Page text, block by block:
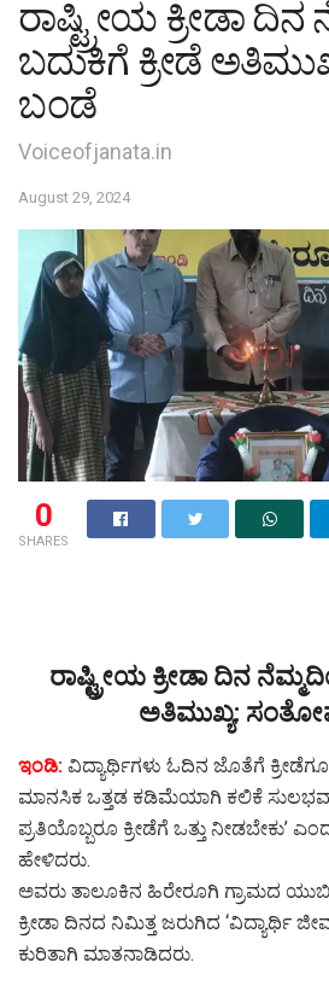
ರಾಷ್ಟ್ರೀಯ ಕ್ರೀಡಾ
ಬದುಕಿಗೆ ಕ್ರೀಡೆ
ಬಂಡೆ
Voiceofjanata.in
August 29, 2024
0
SHARES
ರಾಷ್ಟ್ರೀಯ ಕ್ರೀಡಾ ದಿನ
ಅತಿಮುಖ್ಯ:
ಇಂಡಿ: ವಿದ್ಯಾರ್ಥಿಗಳು ಓದಿನ ಜೊತೆಗೆ
ಮಾನಸಿಕ ಒತ್ತಡ ಕಡಿಮೆಯಾಗಿ ಕಲಿಕೆ
ಪ್ರತಿಯೊಬ್ಬರೂ ಕ್ರೀಡೆಗೆ ಒತ್ತು ನೀಡಬೇಕು’
ಹೇಳಿದರು.
ಅವರು ತಾಲೂಕಿನ ಹಿರೇರೂಗಿ ಗ್ರಾಮದ
ಕ್ರೀಡಾ ದಿನದ ನಿಮಿತ್ತ ಜರುಗಿದ ‘ವಿದ್ಯಾರ್ಥಿ
ಕುರಿತಾಗಿ ಮಾತನಾಡಿದರು.